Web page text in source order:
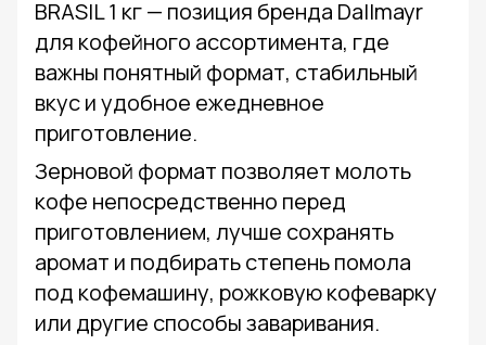
BRASIL 1 кг — позиция бренда Dallmayr
для кофейного ассортимента, где
важны понятный формат, стабильный
вкус и удобное ежедневное
приготовление.
Зерновой формат позволяет молоть
кофе непосредственно перед
приготовлением, лучше сохранять
аромат и подбирать степень помола
под кофемашину, рожковую кофеварку
или другие способы заваривания.